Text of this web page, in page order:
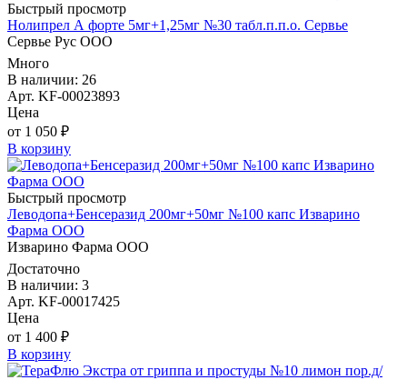
Быстрый просмотр
Нолипрел А форте 5мг+1,25мг №30 табл.п.п.о. Сервье
Сервье Рус ООО
Много
В наличии: 26
Арт. KF-00023893
Цена
от 1 050 ₽
В корзину
Быстрый просмотр
Леводопа+Бенсеразид 200мг+50мг №100 капс Изварино
Фарма ООО
Изварино Фарма ООО
Достаточно
В наличии: 3
Арт. KF-00017425
Цена
от 1 400 ₽
В корзину